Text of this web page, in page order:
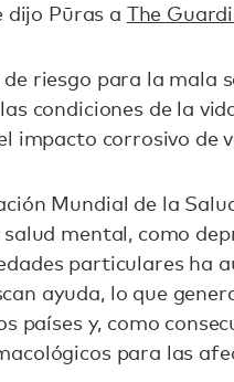
dijo Pūras a The
riesgo para la mala
condiciones de la
impacto corrosivo de
Mundial de la
salud mental, como
particulares ha
ayuda, lo que
países y, como
para las